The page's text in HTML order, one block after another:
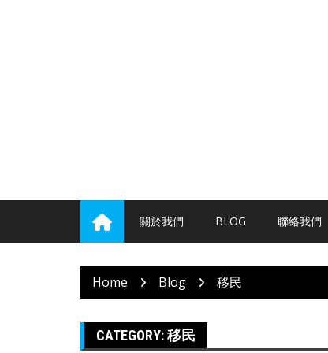
關於我們 BLOG 聯絡我們
Home Blog 移民
CATEGORY:移民